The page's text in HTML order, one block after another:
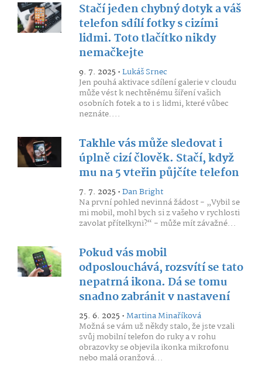
Stačí jeden chybný dotyk a váš
telefon sdílí fotky s cizími
lidmi. Toto tlačítko nikdy
nemačkejte
9. 7. 2025 •Lukáš Srnec
Jen pouhá aktivace sdílení galerie v cloudu
může vést k nechtěnému šíření vašich
osobních fotek a to i s lidmi, které vůbec
neznáte....
Takhle vás může sledovat i
úplně cizí člověk. Stačí, když
mu na 5 vteřin půjčíte telefon
7. 7. 2025 •Dan Bright
Na první pohled nevinná žádost - „Vybil se
mi mobil, mohl bych si z vašeho v rychlosti
zavolat přítelkyni?“ - může mít závažné...
Pokud vás mobil
odposlouchává, rozsvítí se tato
nepatrná ikona. Dá se tomu
snadno zabránit v nastavení
25. 6. 2025 •Martina Minaříková
Možná se vám už někdy stalo, že jste vzali
svůj mobilní telefon do ruky a v rohu
obrazovky se objevila ikonka mikrofonu
nebo malá oranžová...